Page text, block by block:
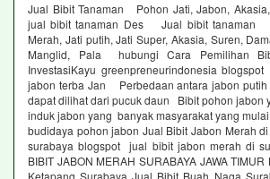
Jual Bibit Tanaman Pohon Jati, Jabon,
jual bibit tanaman Des Jual bibit tanaman
Merah, Jati putih, Jati Super, Akasia, Suren,
Manglid, Pala hubungi Cara Pemilihan
InvestasiKayu greenpreneurindonesia
jabon terba Jan Perbedaan antara jabon putih
dapat dilihat dari pucuk daun Bibit pohon jabon
induk jabon yang banyak masyarakat yang
budidaya pohon jabon Jual Bibit Jabon Merah
surabaya blogspot jual bibit jabon merah di
BIBIT JABON MERAH SURABAYA JAWA
Ketapang Surabaya Jual Bibit Buah Naga